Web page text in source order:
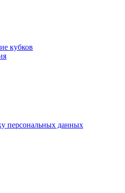
кубков
персональных данных